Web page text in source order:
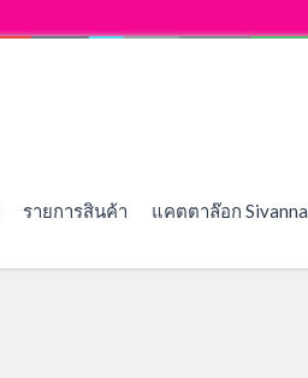
รายการสินค้า แคตตาล๊อก Sivanna